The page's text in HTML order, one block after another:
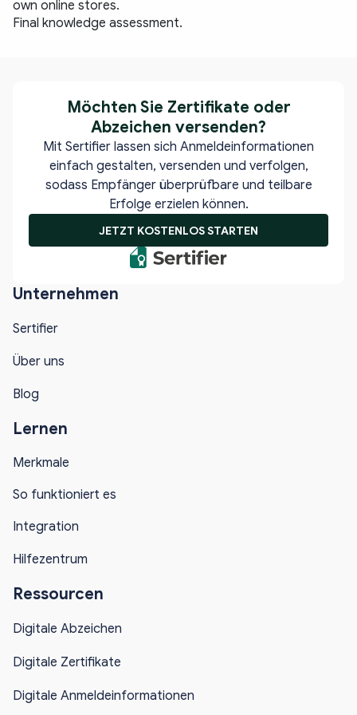
own online stores.
Final knowledge assessment.
Unternehmen
Sertifier
Über uns
Blog
Lernen
Merkmale
So funktioniert es
Integration
Hilfezentrum
Ressourcen
Digitale Abzeichen
Digitale Zertifikate
Digitale Anmeldeinformationen
Möchten Sie Zertifikate oder
Abzeichen versenden?
Mit Sertifier lassen sich Anmeldeinformationen
einfach gestalten, versenden und verfolgen,
sodass Empfänger überprüfbare und teilbare
Erfolge erzielen können.
JETZT KOSTENLOS STARTEN